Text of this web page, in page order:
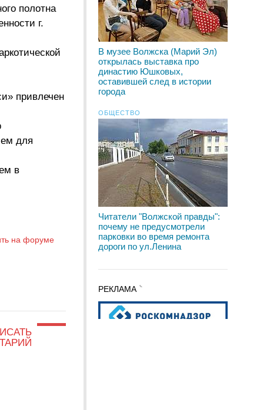
полотна
г.
привлечен
для
в
на форуме
В музее Волжска (Марий Эл)
открылась выставка про
династию Юшковых,
оставившей след в истории
города
ОБЩЕСТВО
Читатели "Волжской правды":
почему не предусмотрели
парковки во время ремонта
дороги по ул.Ленина
РЕКЛАМА